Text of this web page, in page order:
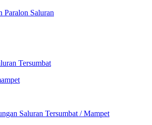
Paralon Saluran
Tersumbat
Saluran Tersumbat / Mampet